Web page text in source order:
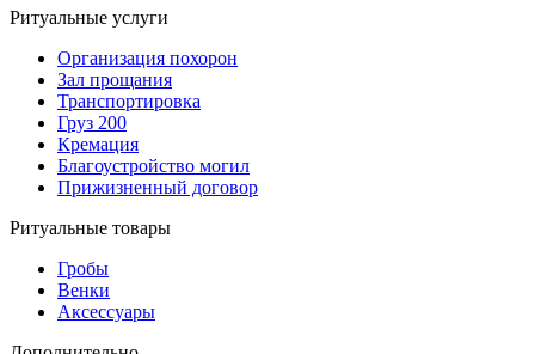
Ритуальные услуги
Организация похорон
Зал прощания
Транспортировка
Груз 200
Кремация
Благоустройство могил
Прижизненный договор
Ритуальные товары
Гробы
Венки
Аксессуары